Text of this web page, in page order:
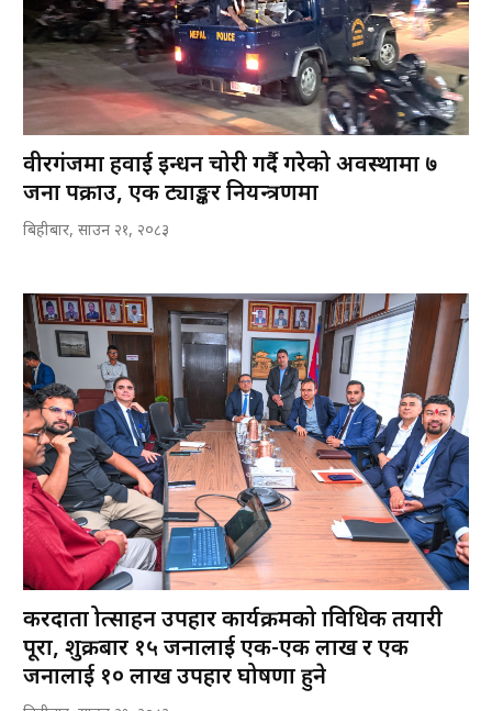
वीरगंजमा हवाई इन्धन चोरी गर्दै गरेको अवस्थामा ७
जना पक्राउ, एक ट्याङ्कर नियन्त्रणमा
बिहीबार, साउन २१, २०८३
करदाता प्रोत्साहन उपहार कार्यक्रमको प्राविधिक तयारी
पूरा, शुक्रबार १५ जनालाई एक-एक लाख र एक
जनालाई १० लाख उपहार घोषणा हुने